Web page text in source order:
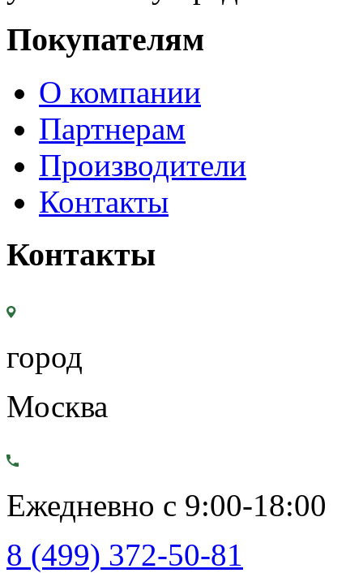
Покупателям
О компании
Партнерам
Производители
Контакты
Контакты
город
Москва
Ежедневно с 9:00-18:00
8 (499) 372-50-81